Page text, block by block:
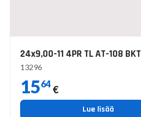
24x9,00-11 4PR TL AT-108 BKT
13296
1564 €
Lue lisää